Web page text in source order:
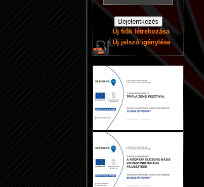
Új fiók létrehozása
Új jelszó igénylése